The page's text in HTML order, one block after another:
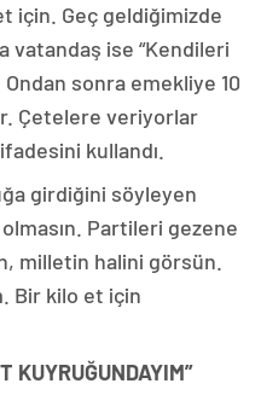
için. Geç geldiğimizde
vatandaş ise “Kendileri
sonra emekliye 10
Çetelere veriyorlar
kullandı.
girdiğini söyleyen
olmasın. Partileri gezene
milletin halini görsün.
Bir kilo et için
KUYRUĞUNDAYIM”